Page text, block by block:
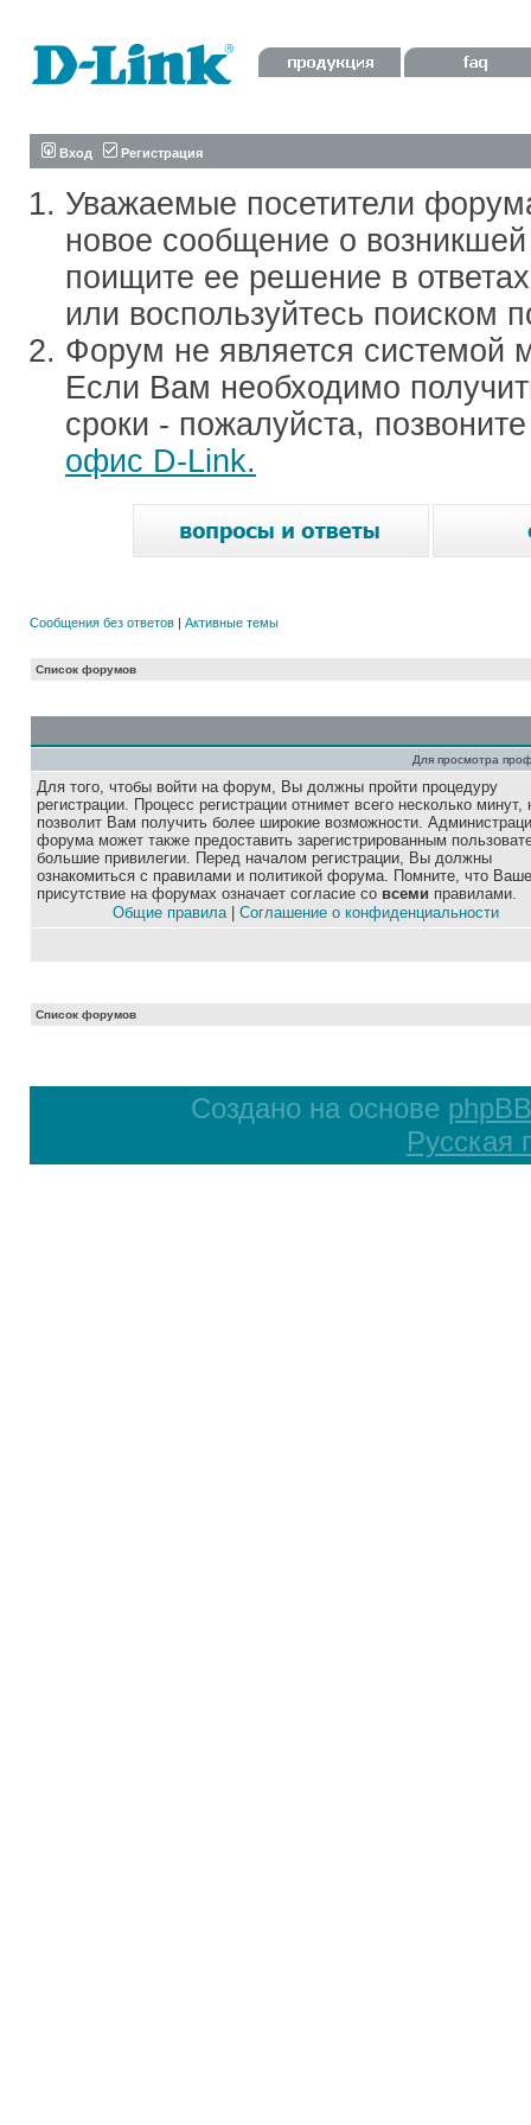
Вход Регистрация
Уважаемые посетители
новое сообщение о
поищите ее решение в
или воспользуйтесь поиском
Форум не является системой
Если Вам необходимо
сроки - пожалуйста,
офис D-Link.
Сообщения без ответов | Активные темы
Список форумов
Для просмотра
Для того, чтобы войти на форум, Вы должны пройти процедуру
регистрации. Процесс регистрации отнимет всего несколько минут,
позволит Вам получить более широкие возможности.
форума может также предоставить зарегистрированным
большие привилегии. Перед началом регистрации, Вы должны
ознакомиться с правилами и политикой форума. Помните, что Ваше
присутствие на форумах означает согласие со всеми правилами.
Общие правила| Соглашение о конфиденциальности
Список форумов
Создано на основе phpBB
Русская